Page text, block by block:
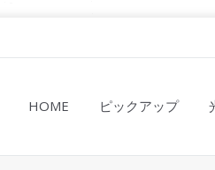
HOME ピックアップ